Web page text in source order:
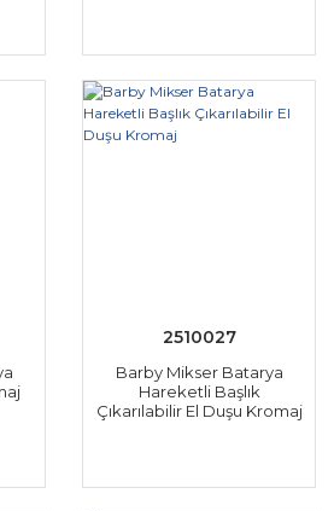
2510027
Barby Mikser Batarya
Hareketli Başlık
Çıkarılabilir El Duşu Kromaj